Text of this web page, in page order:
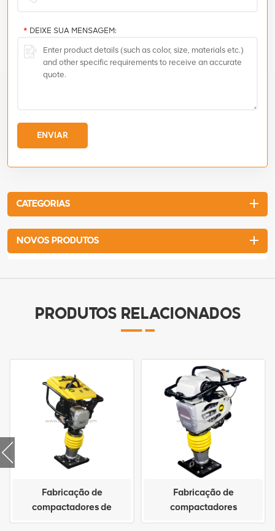
* DEIXE SUA MENSAGEM:
ENVIAR
CATEGORIAS
NOVOS PRODUTOS
PRODUTOS RELACIONADOS
Fabricação de
compactadores de
Fabricação de
compactadores